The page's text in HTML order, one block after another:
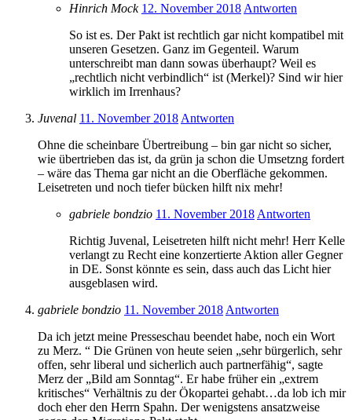
Hinrich Mock 12. November 2018 Antworten
So ist es. Der Pakt ist rechtlich gar nicht kompatibel mit
unseren Gesetzen. Ganz im Gegenteil. Warum
unterschreibt man dann sowas überhaupt? Weil es
„rechtlich nicht verbindlich“ ist (Merkel)? Sind wir hier
wirklich im Irrenhaus?
Juvenal 11. November 2018 Antworten
Ohne die scheinbare Übertreibung – bin gar nicht so sicher,
wie übertrieben das ist, da grün ja schon die Umsetzng fordert
– wäre das Thema gar nicht an die Oberfläche gekommen.
Leisetreten und noch tiefer bücken hilft nix mehr!
gabriele bondzio 11. November 2018 Antworten
Richtig Juvenal, Leisetreten hilft nicht mehr! Herr Kelle
verlangt zu Recht eine konzertierte Aktion aller Gegner
in DE. Sonst könnte es sein, dass auch das Licht hier
ausgeblasen wird.
gabriele bondzio 11. November 2018 Antworten
Da ich jetzt meine Presseschau beendet habe, noch ein Wort
zu Merz. “ Die Grünen von heute seien „sehr bürgerlich, sehr
offen, sehr liberal und sicherlich auch partnerfähig“, sagte
Merz der „Bild am Sonntag“. Er habe früher ein „extrem
kritisches“ Verhältnis zu der Ökopartei gehabt…da lob ich mir
doch eher den Herrn Spahn. Der wenigstens ansatzweise